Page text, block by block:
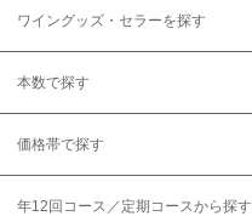
ワイングッズ・セラーを探す
本数で探す
価格帯で探す
年12回コース／定期コースから探す